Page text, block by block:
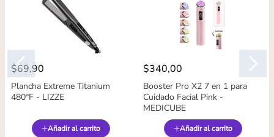
$69,90
Plancha Extreme Titanium
480°F - LIZZE
Añadir al carrito
$340,00
Booster Pro X2 7 en 1 para
Cuidado Facial Pink -
MEDICUBE
Añadir al carrito